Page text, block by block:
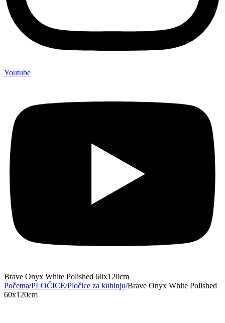
Youtube
Brave Onyx White Polished 60x120cm
Početna/PLOČICE/Pločice za kuhinju/Brave Onyx White Polished
60x120cm